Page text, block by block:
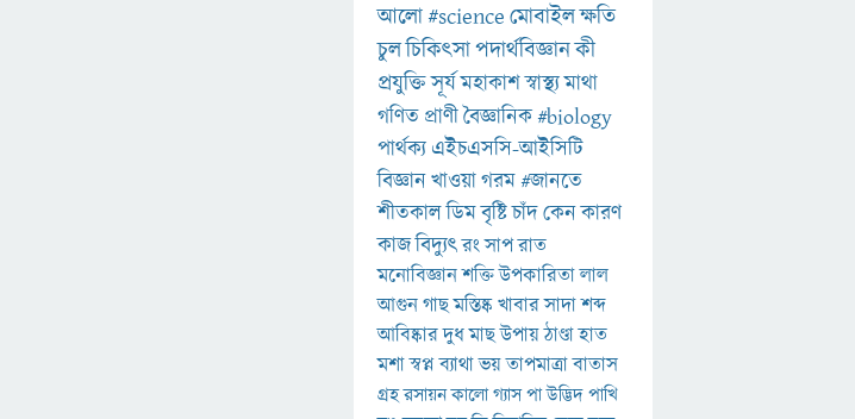
আলো#scienceমোবাইলক্ষতি
চুলচিকিৎসাপদার্থবিজ্ঞানকী
প্রযুক্তিসূর্যমহাকাশস্বাস্থ্যমাথা
গণিত প্রাণীবৈজ্ঞানিক#biology
পার্থক্য এইচএসসি-আইসিটি
বিজ্ঞানখাওয়াগরম#জানতে
শীতকালডিমবৃষ্টিচাঁদকেনকারণ
কাজবিদ্যুৎরংসাপরাত
মনোবিজ্ঞানশক্তিউপকারিতালাল
আগুনগাছমস্তিষ্কখাবারসাদাশব্দ
আবিষ্কারদুধমাছউপায়ঠাণ্ডাহাত
মশাস্বপ্নব্যাথাভয়তাপমাত্রাবাতাস
গ্রহরসায়নকালোগ্যাসপাউদ্ভিদপাখি